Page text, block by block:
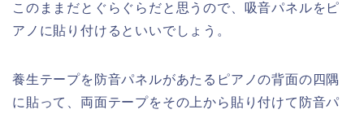
このままだとぐらぐらだと思うので、吸音パネルをピ
アノに貼り付けるといいでしょう。
養生テープを防音パネルがあたるピアノの背面の四隅
に貼って、両面テープをその上から貼り付けて防音パ